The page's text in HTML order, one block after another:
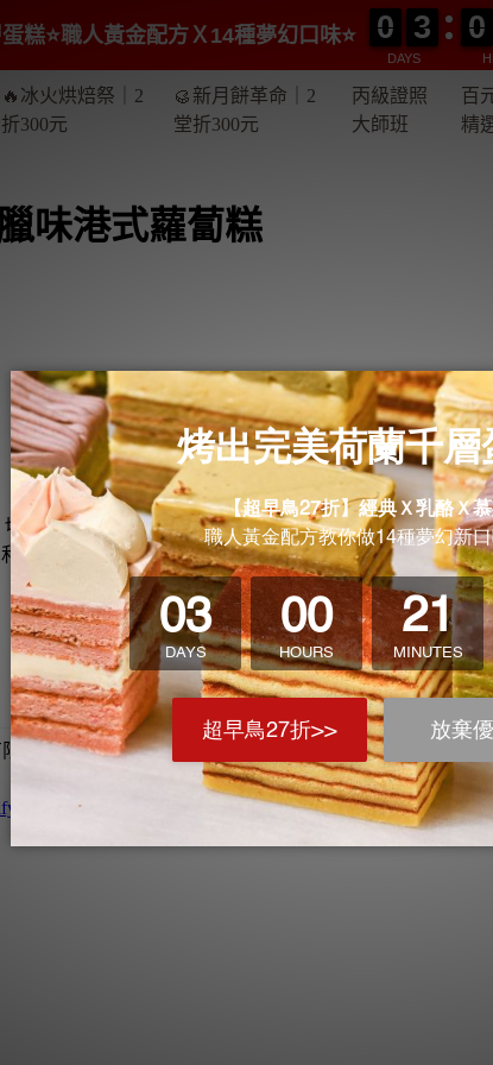
冰火烘焙祭｜2
300元
🥮新月餅革命｜2
堂折300元
丙級證照
大師班
百
精
味港式蘿蔔糕
切臘肉臘腸的注意事項，都很詳細， 讓我第一次就做出
預估的重量幾乎一模一樣！ 真是太厲害了！ 以後要常
公司．統一編號: 82823377
糕⭐️職人黃金配方Ｘ14種夢幻口味⭐️
DAYS
0
0
0
0 3
3
3
3 0
0
0
0